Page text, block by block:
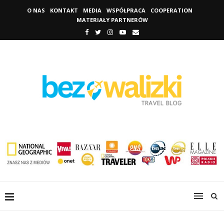
O NAS KONTAKT MEDIA WSPÓŁPRACA
COOPERATION
MATERIAŁY PARTNERÓW